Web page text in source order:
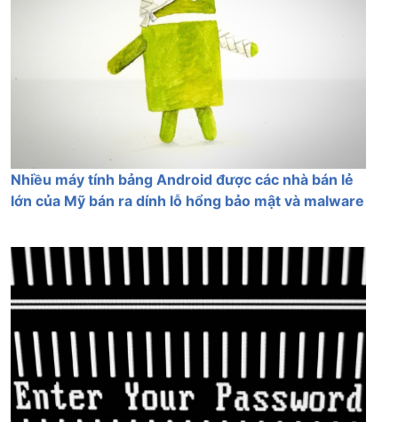
Nhiều máy tính bảng Android được các nhà bán lẻ
lớn của Mỹ bán ra dính lỗ hổng bảo mật và malware